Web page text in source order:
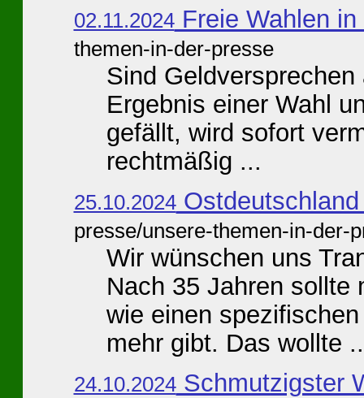
02.11.2024Freie Wahlen in
themen-in-der-presse
Sind
Ergebnis einer Wahl
gefällt, wird sofort
rechtmäßig ...
25.10.2024
presse/unsere-themen-in-der-
Wir wünschen uns
Nach 35 Jahren sollte
wie einen
mehr gibt. Das wollte
24.10.2024Schmutzigster